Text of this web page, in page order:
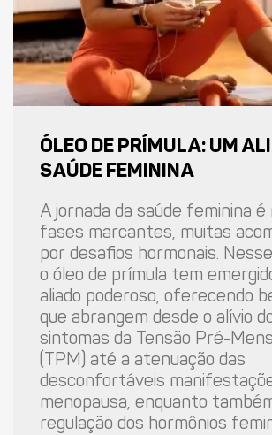
ÓLEO DE PRÍMULA: UM
SAÚDE FEMININA
A jornada da saúde feminina
fases marcantes, muitas
por desafios hormonais.
o óleo de prímula tem
aliado poderoso, oferecendo
que abrangem desde o alívio
sintomas da Tensão Pré-
(TPM) até a atenuação das
desconfortáveis
menopausa, enquanto
regulação dos hormônios